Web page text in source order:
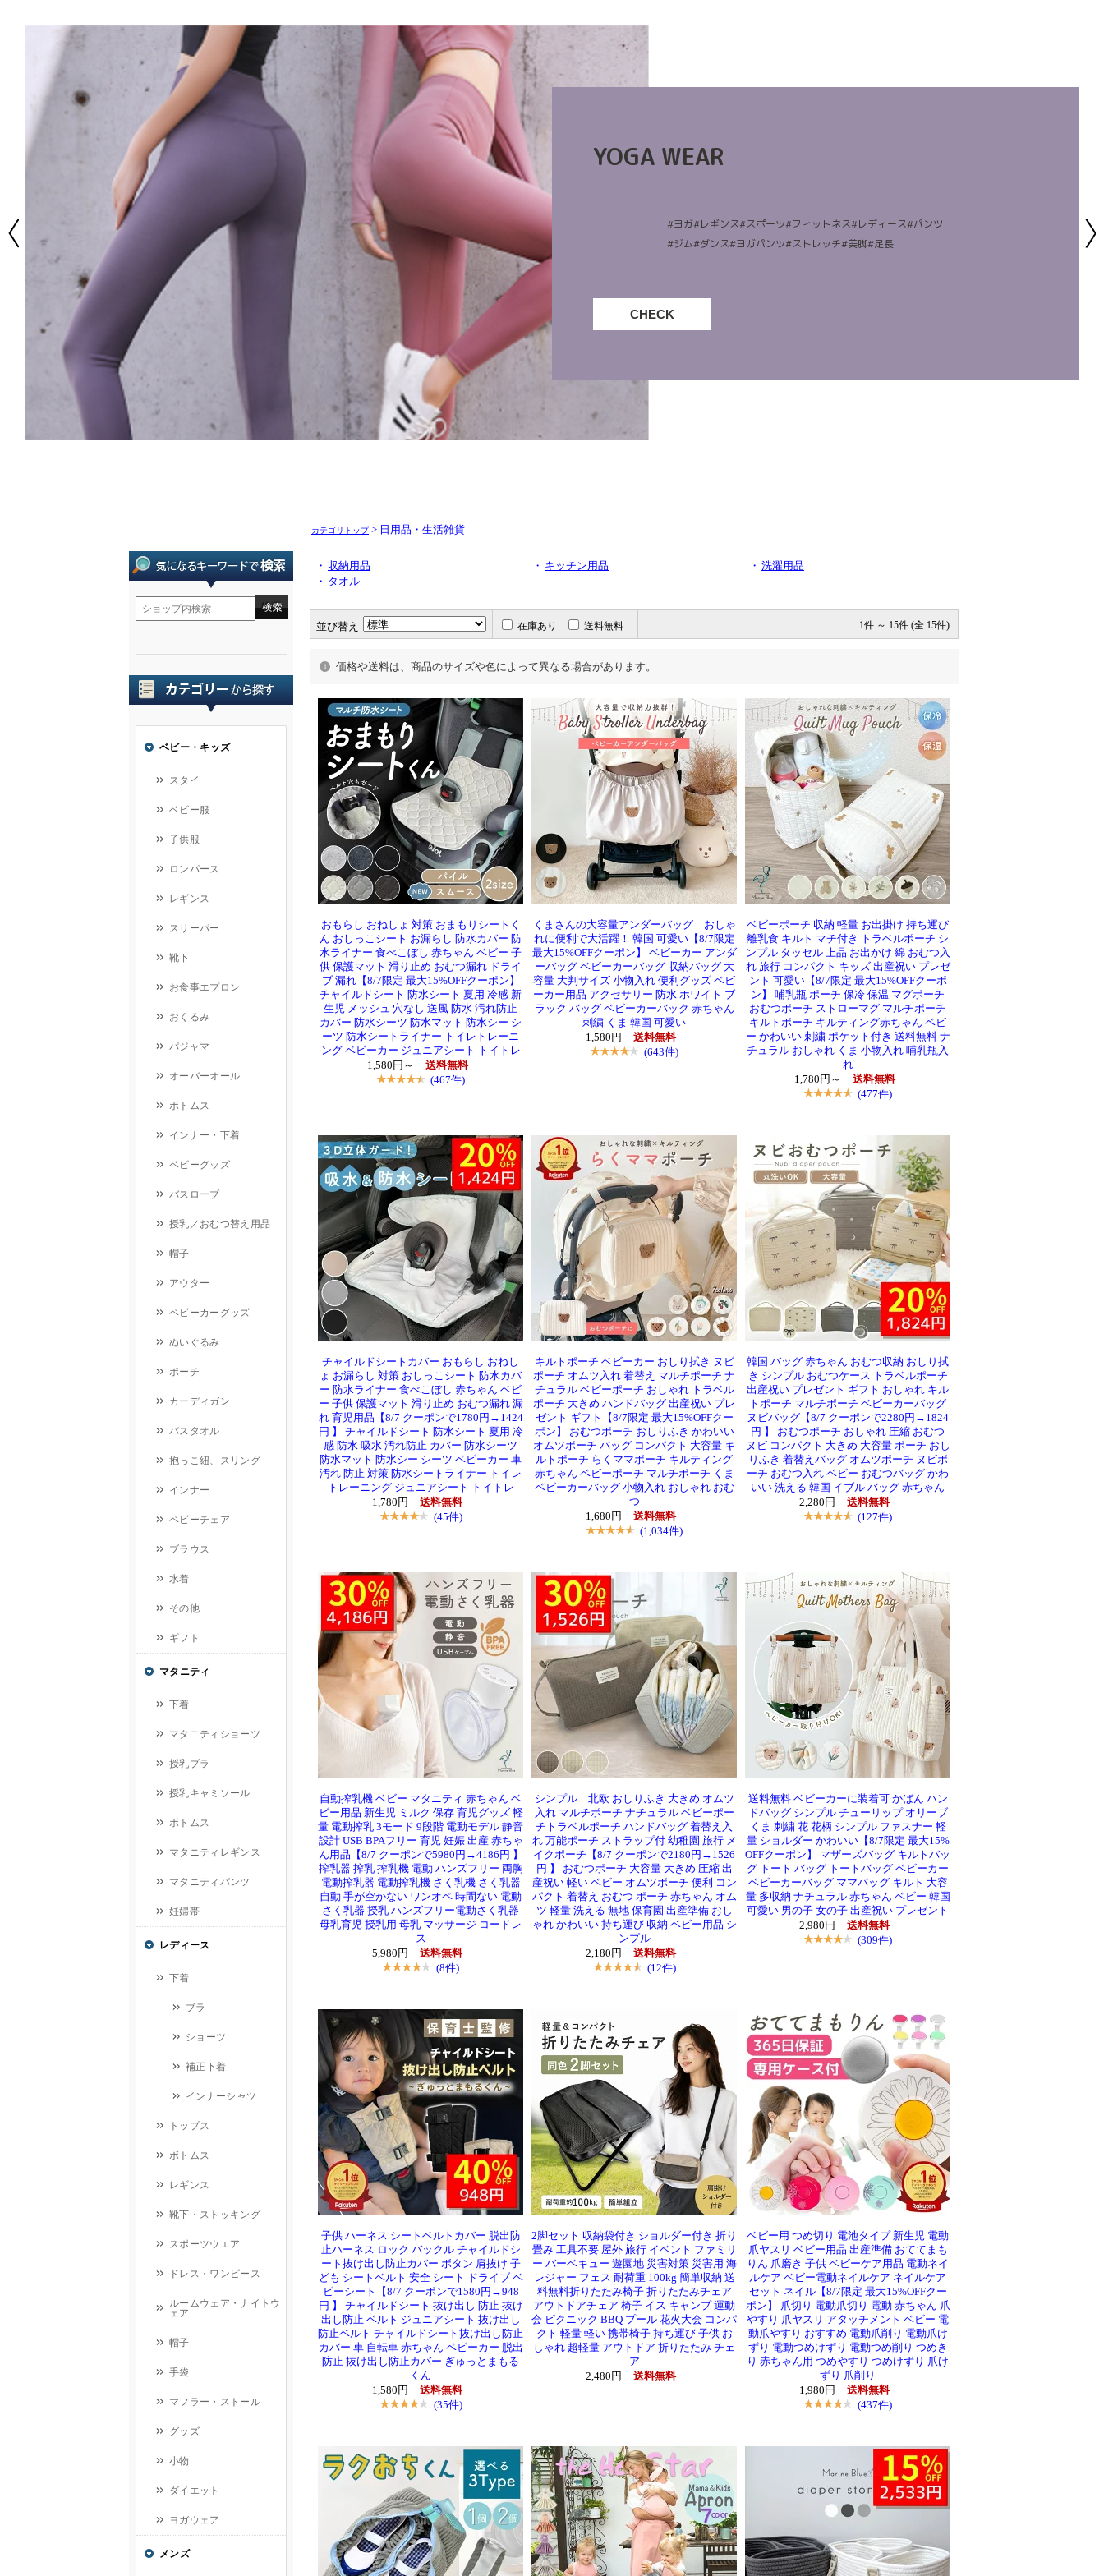
カテゴリトップ> 日用品・生活雑貨
・ 収納用品 ・ キッチン用品 ・ 洗濯用品
・ タオル
並び替え 在庫あり 送料無料 1件 ～ 15件 (全 15件)
価格や送料は、商品のサイズや色によって異なる場合があります。
おもらし おねしょ 対策 おまもりシートく
ん おしっこシート お漏らし 防水カバー 防
水ライナー 食べこぼし 赤ちゃん ベビー 子
供 保護マット 滑り止め おむつ漏れ ドライ
ブ 漏れ【8/7限定 最大15%OFFクーポン】
チャイルドシート 防水シート 夏用 冷感 新
生児 メッシュ 穴なし 送風 防水 汚れ防止
カバー 防水シーツ 防水マット 防水シー シ
ーツ 防水シートライナー トイレトレーニ
ング ベビーカー ジュニアシート トイトレ
1,580円～
送料無料
(467件)
くまさんの大容量アンダーバッグ おしゃ
れに便利で大活躍！ 韓国 可愛い【8/7限定
最大15%OFFクーポン】 ベビーカー アンダ
ーバッグ ベビーカーバッグ 収納バッグ 大
容量 大判サイズ 小物入れ 便利グッズ ベビ
ーカー用品 アクセサリー 防水 ホワイト ブ
ラック バッグ ベビーカーバック 赤ちゃん
刺繍 くま 韓国 可愛い
1,580円
送料無料
(643件)
ベビーポーチ 収納 軽量 お出掛け 持ち運び
離乳食 キルト マチ付き トラベルポーチ シ
ンプル タッセル 上品 お出かけ 綿 おむつ入
れ 旅行 コンパクト キッズ 出産祝い プレゼ
ント 可愛い【8/7限定 最大15%OFFクーポ
ン】 哺乳瓶 ポーチ 保冷 保温 マグポーチ
おむつポーチ ストローマグ マルチポーチ
キルトポーチ キルティング赤ちゃん ベビ
ー かわいい 刺繍 ポケット付き 送料無料 ナ
チュラル おしゃれ くま 小物入れ 哺乳瓶入
れ
1,780円～
送料無料
(477件)
チャイルドシートカバー おもらし おねし
ょ お漏らし 対策 おしっこシート 防水カバ
ー 防水ライナー 食べこぼし 赤ちゃん ベビ
ー 子供 保護マット 滑り止め おむつ漏れ 漏
れ 育児用品【8/7 クーポンで1780円→1424
円 】 チャイルドシート 防水シート 夏用 冷
感 防水 吸水 汚れ防止 カバー 防水シーツ
防水マット 防水シー シーツ ベビーカー 車
汚れ 防止 対策 防水シートライナー トイレ
トレーニング ジュニアシート トイトレ
1,780円
送料無料
(45件)
キルトポーチ ベビーカー おしり拭き ヌビ
ポーチ オムツ入れ 着替え マルチポーチ ナ
チュラル ベビーポーチ おしゃれ トラベル
ポーチ 大きめ ハンドバッグ 出産祝い プレ
ゼント ギフト【8/7限定 最大15%OFFクー
ポン】 おむつポーチ おしりふき かわいい
オムツポーチ バッグ コンパクト 大容量 キ
ルトポーチ らくママポーチ キルティング
赤ちゃん ベビーポーチ マルチポーチ くま
ベビーカーバッグ 小物入れ おしゃれ おむ
つ
1,680円
送料無料
(1,034件)
韓国 バッグ 赤ちゃん おむつ収納 おしり拭
き シンプル おむつケース トラベルポーチ
出産祝い プレゼント ギフト おしゃれ キル
トポーチ マルチポーチ ベビーカーバッグ
ヌビバッグ【8/7 クーポンで2280円→1824
円 】 おむつポーチ おしゃれ 圧縮 おむつ
ヌビ コンパクト 大きめ 大容量 ポーチ おし
りふき 着替えバッグ オムツポーチ ヌビポ
ーチ おむつ入れ ベビー おむつバッグ かわ
いい 洗える 韓国 イブル バッグ 赤ちゃん
2,280円
送料無料
(127件)
自動搾乳機 ベビー マタニティ 赤ちゃん ベ
ビー用品 新生児 ミルク 保存 育児グッズ 軽
量 電動搾乳 3モード 9段階 電動モデル 静音
設計 USB BPAフリー 育児 妊娠 出産 赤ちゃ
ん用品【8/7 クーポンで5980円→4186円 】
搾乳器 搾乳 搾乳機 電動 ハンズフリー 両胸
電動搾乳器 電動搾乳機 さく乳機 さく乳器
自動 手が空かない ワンオペ 時間ない 電動
さく乳器 授乳 ハンズフリー電動さく乳器
母乳育児 授乳用 母乳 マッサージ コードレ
ス
5,980円
送料無料
(8件)
シンプル 北欧 おしりふき 大きめ オムツ
入れ マルチポーチ ナチュラル ベビーポー
チトラベルポーチ ハンドバッグ 着替え入
れ 万能ポーチ ストラップ付 幼稚園 旅行 メ
イクポーチ【8/7 クーポンで2180円→1526
円 】 おむつポーチ 大容量 大きめ 圧縮 出
産祝い 軽い ベビー オムツポーチ 便利 コン
パクト 着替え おむつ ポーチ 赤ちゃん オム
ツ 軽量 洗える 無地 保育園 出産準備 おし
ゃれ かわいい 持ち運び 収納 ベビー用品 シ
ンプル
2,180円
送料無料
(12件)
送料無料 ベビーカーに装着可 かばん ハン
ドバッグ シンプル チューリップ オリーブ
くま 刺繍 花 花柄 シンプル ファスナー 軽
量 ショルダー かわいい【8/7限定 最大15%
OFFクーポン】 マザーズバッグ キルトバッ
グ トート バッグ トートバッグ ベビーカー
ベビーカーバッグ ママバッグ キルト 大容
量 多収納 ナチュラル 赤ちゃん ベビー 韓国
可愛い 男の子 女の子 出産祝い プレゼント
2,980円
送料無料
(309件)
子供 ハーネス シートベルトカバー 脱出防
止ハーネス ロック バックル チャイルドシ
ート抜け出し防止カバー ボタン 肩抜け 子
ども シートベルト 安全 シート ドライブ ベ
ビーシート【8/7 クーポンで1580円→948
円 】 チャイルドシート 抜け出し 防止 抜け
出し防止 ベルト ジュニアシート 抜け出し
防止ベルト チャイルドシート抜け出し防止
カバー 車 自転車 赤ちゃん ベビーカー 脱出
防止 抜け出し防止カバー ぎゅっとまもる
くん
1,580円
送料無料
(35件)
2脚セット 収納袋付き ショルダー付き 折り
畳み 工具不要 屋外 旅行 イベント ファミリ
ー バーベキュー 遊園地 災害対策 災害用 海
レジャー フェス 耐荷重 100kg 簡単収納 送
料無料折りたたみ椅子 折りたたみチェア
アウトドアチェア 椅子 イス キャンプ 運動
会 ピクニック BBQ プール 花火大会 コンパ
クト 軽量 軽い 携帯椅子 持ち運び 子供 お
しゃれ 超軽量 アウトドア 折りたたみ チェ
ア
2,480円
送料無料
ベビー用 つめ切り 電池タイプ 新生児 電動
爪ヤスリ ベビー用品 出産準備 おててまも
りん 爪磨き 子供 ベビーケア用品 電動ネイ
ルケア ベビー電動ネイルケア ネイルケア
セット ネイル【8/7限定 最大15%OFFクー
ポン】 爪切り 電動爪切り 電動 赤ちゃん 爪
やすり 爪ヤスリ アタッチメント ベビー 電
動爪やすり おすすめ 電動爪削り 電動爪け
ずり 電動つめけずり 電動つめ削り つめき
り 赤ちゃん用 つめやすり つめけずり 爪け
ずり 爪削り
1,980円
送料無料
(437件)